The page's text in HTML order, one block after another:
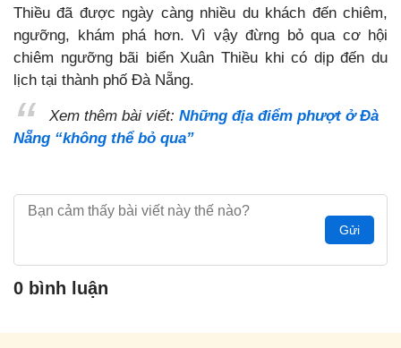
Thiều đã được ngày càng nhiều du khách đến chiêm,
ngưỡng, khám phá hơn. Vì vậy đừng bỏ qua cơ hội
chiêm ngưỡng bãi biển Xuân Thiều khi có dịp đến du
lịch tại thành phố Đà Nẵng.
Xem thêm bài viết: Những địa điểm phượt ở Đà
Nẵng “không thể bỏ qua”
Gửi
0 bình luận